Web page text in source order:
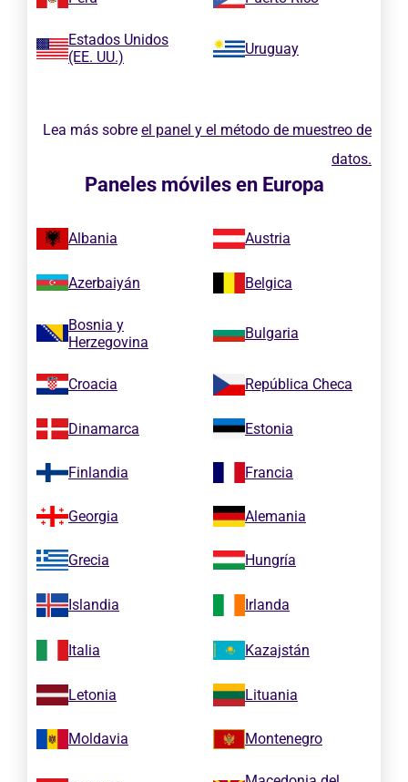
Estados Unidos
(EE. UU.)
Uruguay
Lea más sobre el panel y el método de muestreo de
datos.
Paneles móviles en Europa
Albania Austria
Azerbaiyán Belgica
Bosnia y
Herzegovina
Bulgaria
Croacia República Checa
Dinamarca Estonia
Finlandia Francia
Georgia Alemania
Grecia Hungría
Islandia Irlanda
Italia Kazajstán
Letonia Lituania
Moldavia Montenegro